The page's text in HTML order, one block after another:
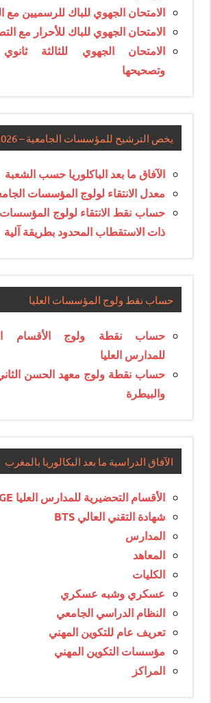
الامتحان الجهوي للباك للرسميين مع
الامتحان الجهوي للباك للأحرار مع
الامتحان الجهوي للثالثة
وتصحيحها
يخص الترشيح للمؤسسات الجامعية – 2026-2027
الآفاق ما بعد الباكلوريا حسب الشعبة
معدل الانتقاء لولوج المؤسسات
حساب نقط الانتقاء لولوج المؤسسات
ذات الاستقطاب المحدود بطريقة آلية
حساب نقط ولوج المؤسسات العليا
حساب نقطة ولوج الأقسام
للمدارس العليا
حساب نقطة ولوج معهد الحسن
والبيطرة
الآفاق الدراسية ما بعد البكالوريا بالمغرب
الأقسام التحضيرية للمدارس العليا CPGE
شهادة التقني العالي BTS
المدارس
المعاهد
الكليات
عسكري وشبه عسكري
النظام الدراسي الجامعي
تعريف عام للتكوين المهني
مؤسسات التكوين المهني
المراكز